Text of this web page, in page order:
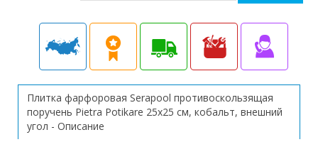
Плитка фарфоровая Serapool противоскользящая
поручень Pietra Potikare 25х25 см, кобальт, внешний
угол - Описание